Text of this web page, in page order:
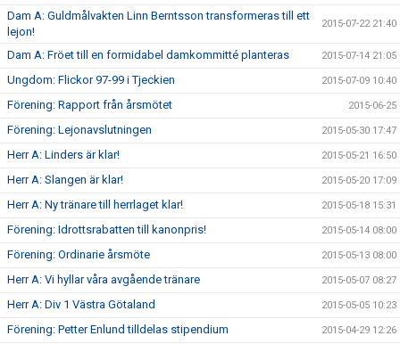
Dam A: Guldmålvakten Linn Berntsson transformeras till ett
lejon!
2015-07-22 21:40
Dam A: Fröet till en formidabel damkommitté planteras 2015-07-14 21:05
Ungdom: Flickor 97-99 i Tjeckien 2015-07-09 10:40
Förening: Rapport från årsmötet 2015-06-25
Förening: Lejonavslutningen 2015-05-30 17:47
Herr A: Linders är klar! 2015-05-21 16:50
Herr A: Slangen är klar! 2015-05-20 17:09
Herr A: Ny tränare till herrlaget klar! 2015-05-18 15:31
Förening: Idrottsrabatten till kanonpris! 2015-05-14 08:00
Förening: Ordinarie årsmöte 2015-05-13 08:00
Herr A: Vi hyllar våra avgående tränare 2015-05-07 08:27
Herr A: Div 1 Västra Götaland 2015-05-05 10:23
Förening: Petter Enlund tilldelas stipendium 2015-04-29 12:26